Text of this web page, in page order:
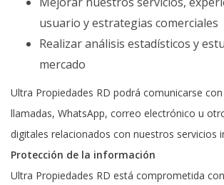
usuario y estrategias comerciales
Realizar análisis estadísticos y
mercado
Ultra Propiedades RD podrá comunicarse
llamadas, WhatsApp, correo electrónico u
digitales relacionados con nuestros servicios
Protección de la información
Ultra Propiedades RD está comprometida